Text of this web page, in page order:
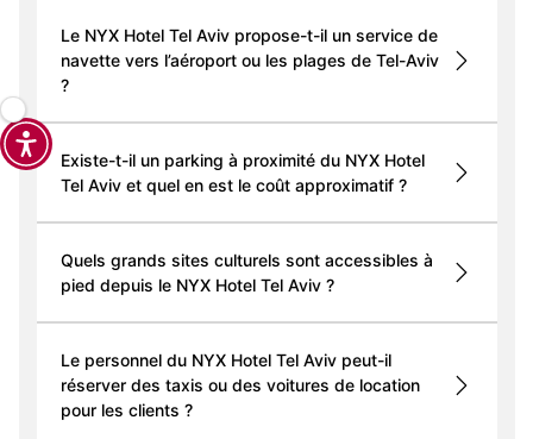
Le NYX Hotel Tel Aviv propose-t-il un service de
navette vers l’aéroport ou les plages de Tel-Aviv
?
Existe-t-il un parking à proximité du NYX Hotel
Tel Aviv et quel en est le coût approximatif ?
Quels grands sites culturels sont accessibles à
pied depuis le NYX Hotel Tel Aviv ?
Le personnel du NYX Hotel Tel Aviv peut-il
réserver des taxis ou des voitures de location
pour les clients ?